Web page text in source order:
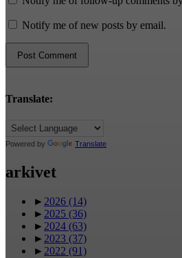
Notify me of new posts by email.
Translate:
Powered by Translate
arkivet
► 2026 (14)
► 2025 (36)
► 2024 (63)
► 2023 (37)
► 2022 (91)